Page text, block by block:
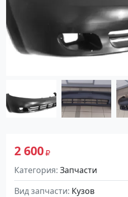
2 600
Категория Запчасти
Вид запчасти Кузов